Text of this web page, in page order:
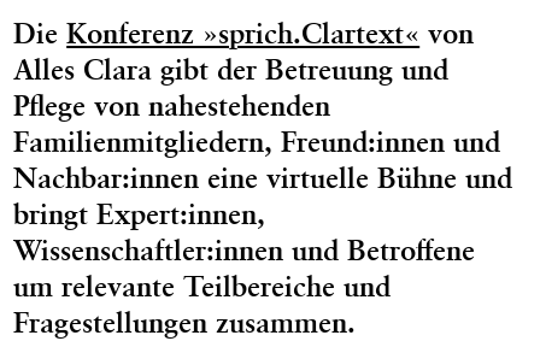
DieKonferenz »sprich.Clartext« von
Alles Clara gibt der Betreuung und
Pflege von nahestehenden
Familienmitgliedern, Freund:innen und
Nachbar:innen eine virtuelle Bühne und
bringt Expert:innen,
Wissenschaftler:innen und Betroffene
um relevante Teilbereiche und
Fragestellungen zusammen.